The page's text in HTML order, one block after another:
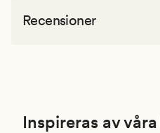
Recensioner
Inspireras av